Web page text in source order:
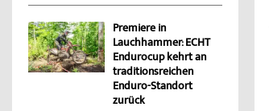
Premiere in
Lauchhammer: ECHT
Endurocup kehrt an
traditionsreichen
Enduro-Standort
zurück